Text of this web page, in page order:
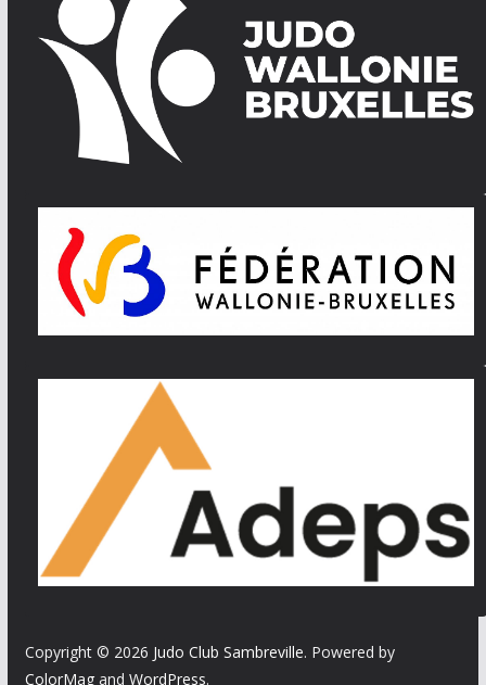
Copyright © 2026 Judo Club Sambreville. Powered by
ColorMagand WordPress.